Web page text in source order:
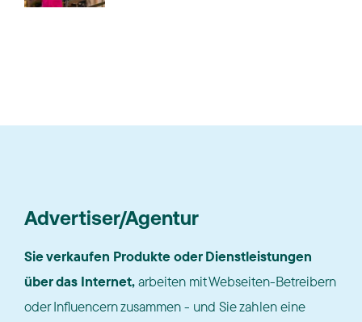
Advertiser/Agentur
Sie verkaufen Produkte oder Dienstleistungen
über das Internet,arbeiten mit Webseiten-Betreibern
oder Influencern zusammen - und Sie zahlen eine